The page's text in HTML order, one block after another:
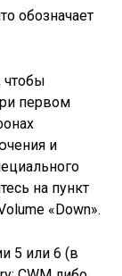
обозначает
чтобы
первом
и
на пункт
«Down».
5 или 6 (в